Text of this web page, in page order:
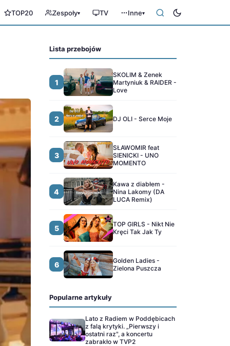
TOP20 Zespoły▾ TV Inne▾
Lista przebojów
1
SKOLIM & Zenek
Martyniuk & RAIDER -
Love
2 DJ OLI - Serce Moje
3
SŁAWOMIR feat
SIENICKI - UNO
MOMENTO
4
Kawa z diabłem -
Nina Lakomy (DA
LUCA Remix)
5
TOP GIRLS - Nikt Nie
Kręci Tak Jak Ty
6
Golden Ladies -
Zielona Puszcza
Popularne artykuły
Lato z Radiem w Poddębicach
z falą krytyki. „Pierwszy i
ostatni raz", a koncertu
zabrakło w TVP2